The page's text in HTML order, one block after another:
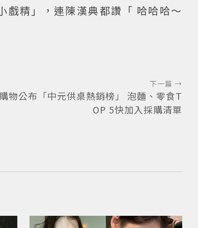
戲精」，連陳漢典都讚「 哈哈哈～
下一篇 →
物公布「中元供桌熱銷榜」 泡麵、零食T
OP 5快加入採購清單